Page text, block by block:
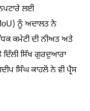
ਲਈ
ਨੂੰ ਅਦਾਲਤ ਨੇ
ਕਮੇਟੀ ਦੀ ਨੀਅਤ ਅਤੇ
ਸਿੱਖ ਗੁਰਦੁਆਰਾ
ਸਿੰਘ ਕਾਹਲੋਂ ਨੇ ਵੀ ਪ੍ਰੈਸ